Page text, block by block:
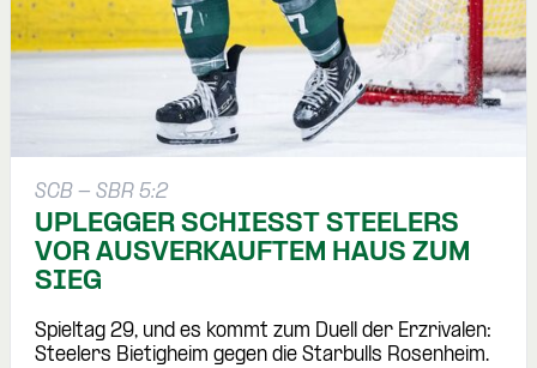
SCB - SBR 5:2
UPLEGGER SCHIESST STEELERS V
OR AUSVERKAUFTEM HAUS ZUM S
IEG
Spieltag 29, und es kommt zum Duell der Erzrivalen:
Steelers Bietigheim gegen die Starbulls Rosenheim.